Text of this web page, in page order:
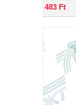
483 Ft